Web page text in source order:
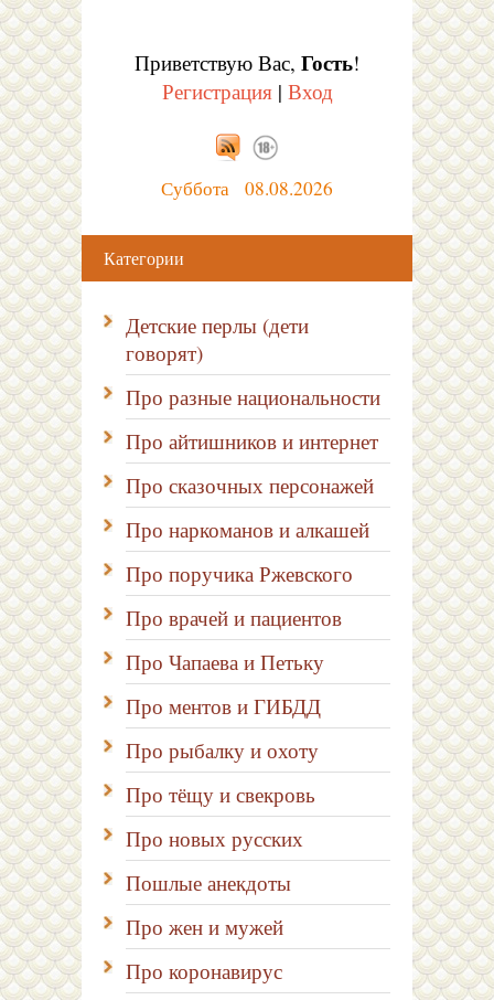
Приветствую Вас, Гость!
Регистрация| Вход
Суббота 08.08.2026
Категории
Детские перлы (дети
говорят)
Про разные национальности
Про айтишников и интернет
Про сказочных персонажей
Про наркоманов и алкашей
Про поручика Ржевского
Про врачей и пациентов
Про Чапаева и Петьку
Про ментов и ГИБДД
Про рыбалку и охоту
Про тёщу и свекровь
Про новых русских
Пошлые анекдоты
Про жен и мужей
Про коронавирус